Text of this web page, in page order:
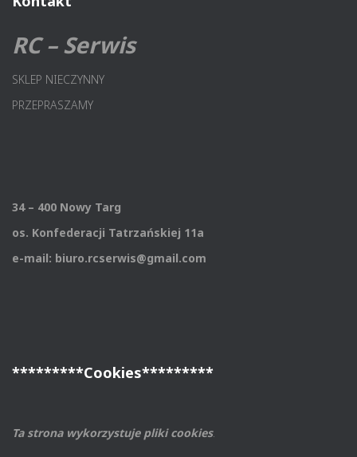
RC – Serwis
SKLEP NIECZYNNY
PRZEPRASZAMY
34 – 400 Nowy Targ
os. Konfederacji Tatrzańskiej 11a
e-mail: biuro.rcserwis@gmail.com
*********Cookies*********
Ta strona wykorzystuje pliki cookies.